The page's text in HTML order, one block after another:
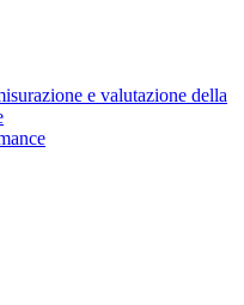
e valutazione della